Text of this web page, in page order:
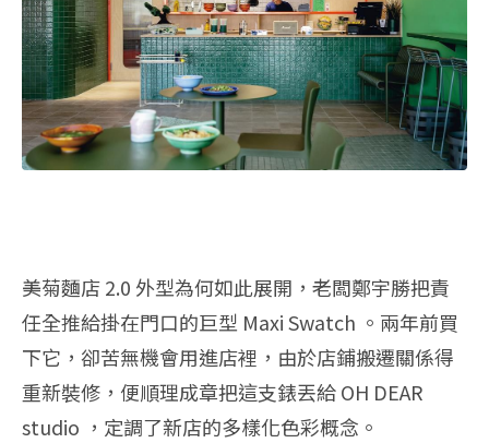
美菊麵店 2.0 外型為何如此展開，老闆鄭宇勝把責
任全推給掛在門口的巨型 Maxi Swatch 。兩年前買
下它，卻苦無機會用進店裡，由於店鋪搬遷關係得
重新裝修，便順理成章把這支錶丟給 OH DEAR
studio ，定調了新店的多樣化色彩概念。